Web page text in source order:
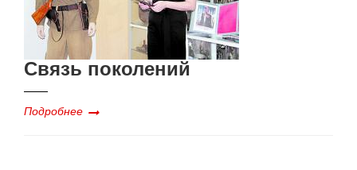
Связь поколений
Подробнее